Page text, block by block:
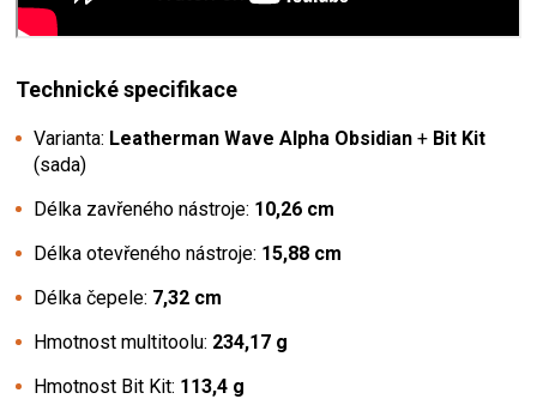
Technické specifikace
Varianta: Leatherman Wave Alpha Obsidian + Bit Kit
(sada)
Délka zavřeného nástroje: 10,26 cm
Délka otevřeného nástroje: 15,88 cm
Délka čepele: 7,32 cm
Hmotnost multitoolu: 234,17 g
Hmotnost Bit Kit: 113,4 g